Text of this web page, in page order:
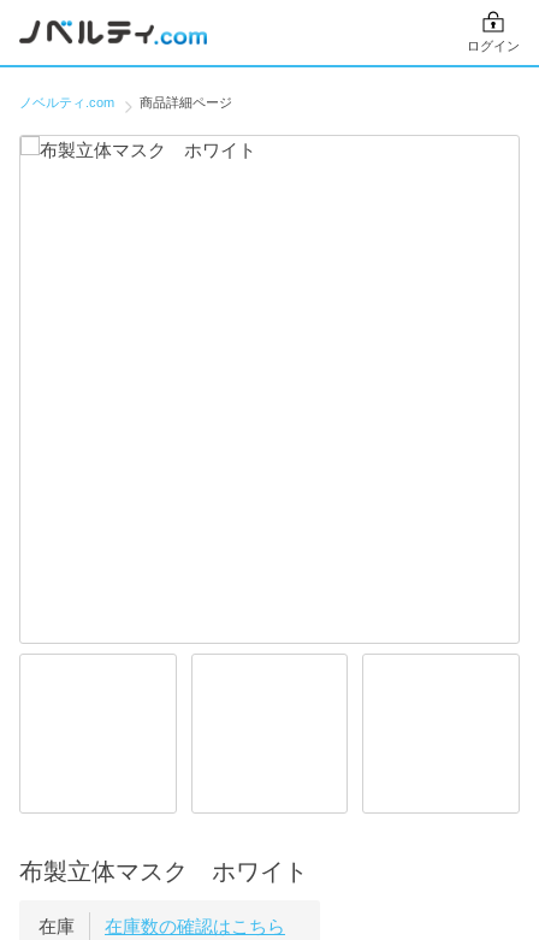
ログイン
ノベルティ.com 商品詳細ページ
布製立体マスク ホワイト
在庫 在庫数の確認はこちら